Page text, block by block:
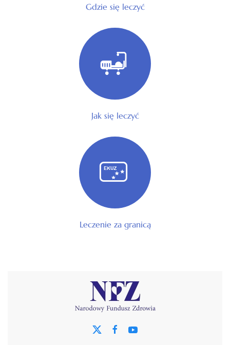
Gdzie się leczyć
Jak się leczyć
Leczenie za granicą